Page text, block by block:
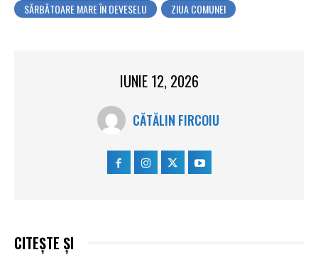
SĂRBĂTOARE MARE ÎN DEVESELU
ZIUA COMUNEI
IUNIE 12, 2026
CĂTĂLIN FIRCOIU
CITEȘTE ȘI